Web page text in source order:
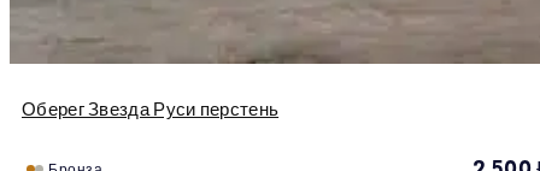
Оберег Звезда Руси перстень